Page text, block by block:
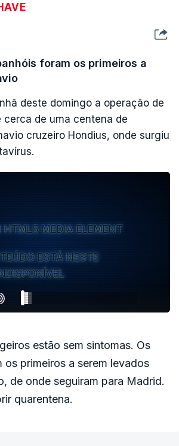
lealtad institucional y…
(@sanchezcastejon)May 10,
foram os primeiros a
deste domingo a operação de
cerca de uma centena de
cruzeiro Hondius, onde surgiu
HTML5 MEDIA ELEMENT
ESTÁ NESTE
estão sem sintomas. Os
os primeiros a serem levados
de onde seguiram para Madrid.
quarentena.